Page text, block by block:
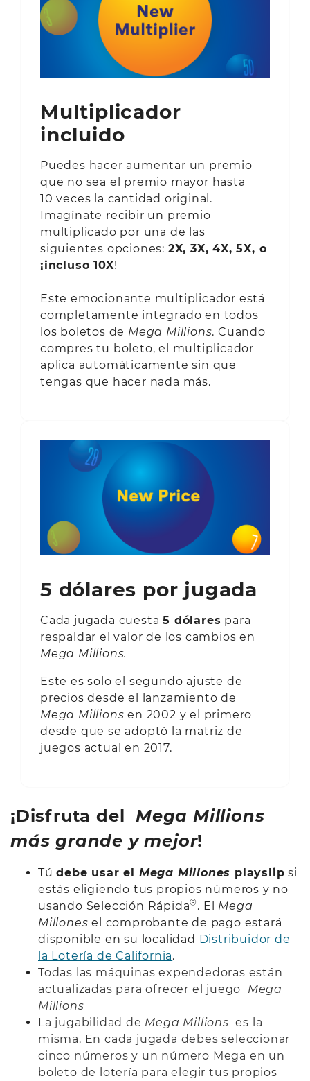
Multiplicador
incluido
Puedes hacer aumentar un premio
que no sea el premio mayor hasta
10 veces la cantidad original.
Imagínate recibir un premio
multiplicado por una de las
siguientes opciones: 2X, 3X, 4X, 5X, o
¡incluso 10X!
Este emocionante multiplicador está
completamente integrado en todos
los boletos de Mega Millions. Cuando
compres tu boleto, el multiplicador
aplica automáticamente sin que
tengas que hacer nada más.
5 dólares por jugada
Cada jugada cuesta5 dólares para
respaldar el valor de los cambios en
Mega Millions.
Este es solo el segundo ajuste de
precios desde el lanzamiento de
Mega Millions en 2002 y el primero
desde que se adoptó la matriz de
juegos actual en 2017.
¡Disfruta del Mega Millions
más grande y mejor!
Túdebe usar el Mega Millones playslip si
estás eligiendo tus propios números y no
usando Selección Rápida® . El Mega
Millones el comprobante de pago estará
disponible en su localidad Distribuidor de
la Lotería de California.
Todas las máquinas expendedoras están
actualizadas para ofrecer el juego
Mega
Millions
La jugabilidad de Mega Millions es la
misma. En cada jugada debes seleccionar
cinco números y un número Mega en un
boleto de lotería para elegir tus propios